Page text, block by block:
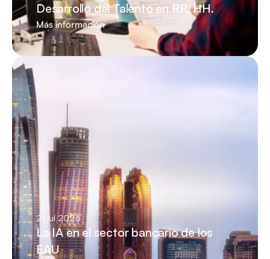
Desarrollo del Talento en RR. HH.
Más información
21 jul 2026
La IA en el sector bancario de los
EAU